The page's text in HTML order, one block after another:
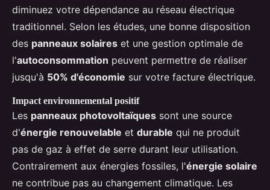
diminuez votre dépendance au réseau électrique
traditionnel. Selon les études, une bonne disposition
des panneaux solaires et une gestion optimale de
l'autoconsommation peuvent permettre de réaliser
jusqu'à 50% d'économie sur votre facture électrique.
Impact environnemental positif
Les panneaux photovoltaïques sont une source
d'énergie renouvelable et durable qui ne produit
pas de gaz à effet de serre durant leur utilisation.
Contrairement aux énergies fossiles, l'énergie solaire
ne contribue pas au changement climatique. Les